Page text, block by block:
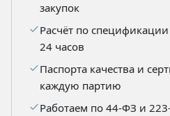
закупок
Расчёт по
24 часов
Паспорта качества и
каждую партию
Работаем по 44-ФЗ и